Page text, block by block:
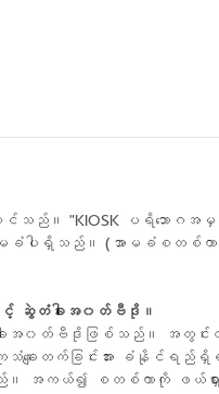
ဝင်သည်။ "KIOSK ပရိဘော
ရှိသည်။ (အာမခံစတစ်ကာကို မဖ
ဆွဲတံခါးအ၀တ်ဗီဒို။
၀တ်ဗီဒိုဖြစ်သည်။ အတွင်းတွ
ျေးတက်ခြင်းအား ခံနိုင်ရ
သည်။ အကယ်၍ စတစ်ကာကို ဖယ်ရှာ